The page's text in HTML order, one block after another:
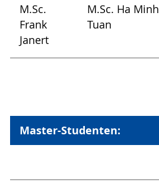
M.Sc.
Frank
Janert
M.Sc. Ha Minh
Tuan
Master-Studenten: